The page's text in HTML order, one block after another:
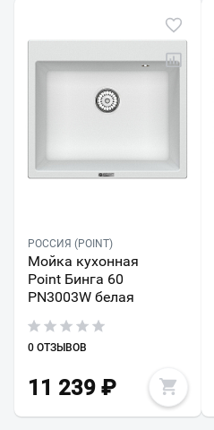
РОССИЯ (POINT)
Мойка кухонная
Point Бинга 60
PN3003W белая
0 ОТЗЫВОВ
11 239 ₽